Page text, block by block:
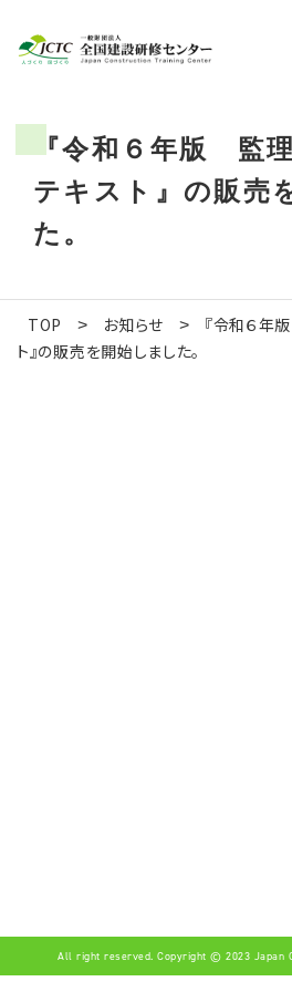
『令和６年版 監
テキスト』の販売
た。
TOP > お知らせ >
『令和６年
ト』の販売を開始しました。
All right reserved. Copyright © 2023 Japan